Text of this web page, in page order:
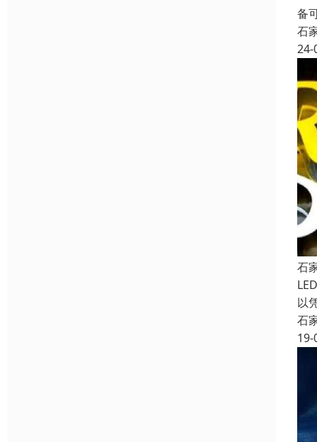
备
石
24-
石
以
石
19-